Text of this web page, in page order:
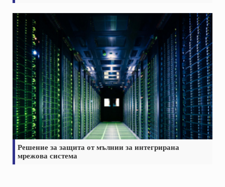
Решение за защита от мълнии за интегрирана
мрежова система